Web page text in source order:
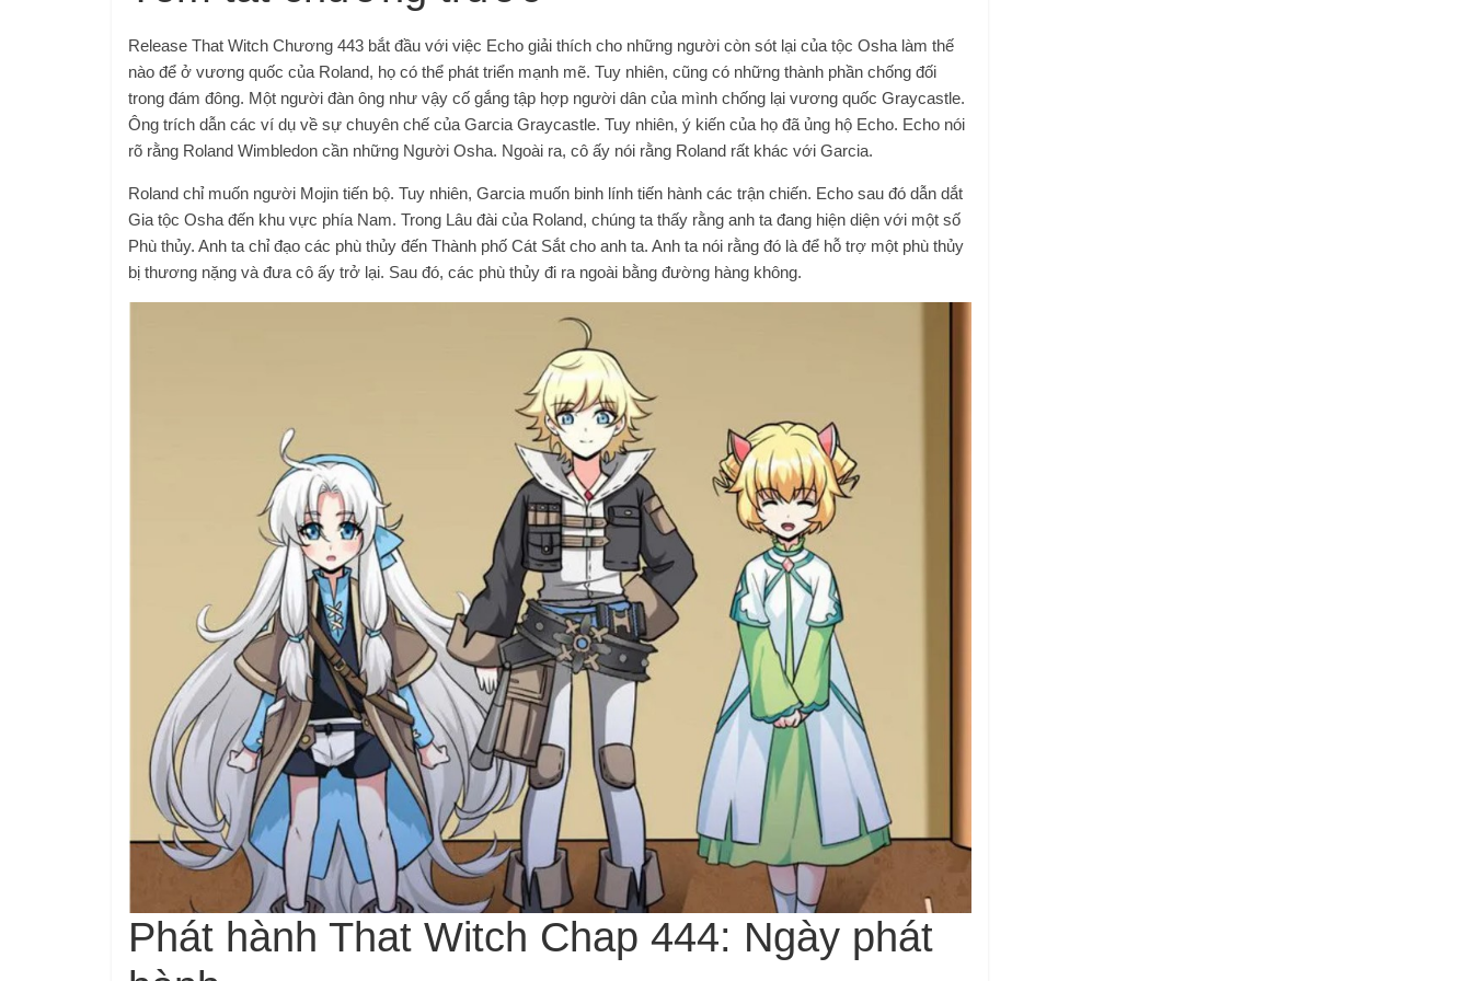
Release That Witch Chương 443 bắt đầu với việc Echo giải thích cho những người còn sót lại của tộc Osha làm thế
nào để ở vương quốc của Roland, họ có thể phát triển mạnh mẽ. Tuy nhiên, cũng có những thành phần chống đối
trong đám đông. Một người đàn ông như vậy cố gắng tập hợp người dân của mình chống lại vương quốc Graycastle.
Ông trích dẫn các ví dụ về sự chuyên chế của Garcia Graycastle. Tuy nhiên, ý kiến ​​của họ đã ủng hộ Echo. Echo nói
rõ rằng Roland Wimbledon cần những Người Osha. Ngoài ra, cô ấy nói rằng Roland rất khác với Garcia.
Roland chỉ muốn người Mojin tiến bộ. Tuy nhiên, Garcia muốn binh lính tiến hành các trận chiến. Echo sau đó dẫn dắt
Gia tộc Osha đến khu vực phía Nam. Trong Lâu đài của Roland, chúng ta thấy rằng anh ta đang hiện diện với một số
Phù thủy. Anh ta chỉ đạo các phù thủy đến Thành phố Cát Sắt cho anh ta. Anh ta nói rằng đó là để hỗ trợ một phù thủy
bị thương nặng và đưa cô ấy trở lại. Sau đó, các phù thủy đi ra ngoài bằng đường hàng không.
Phát hành That Witch Chap 444: Ngày phát